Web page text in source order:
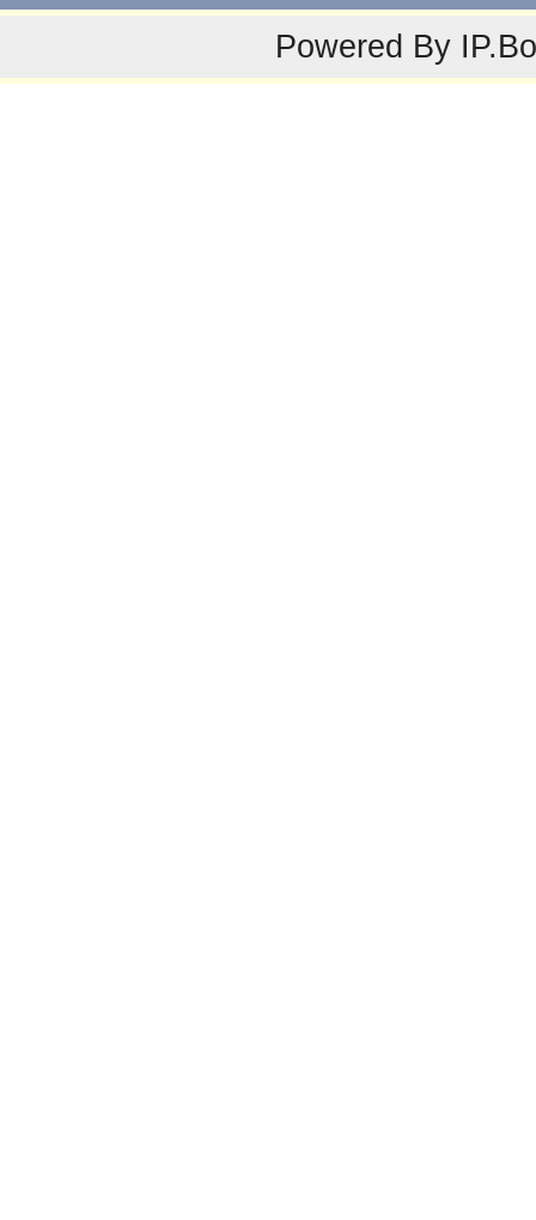
Powered By